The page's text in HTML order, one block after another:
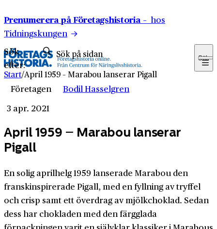
Prenumerera på Företagshistoria – hos
Tidningskungen
Sök
efter:
Sök
Start/April 1959 – Marabou lanserar Pigall
Företagen
Bodil Hasselgren
3 apr. 2021
April 1959 – Marabou lanserar
Pigall
En solig aprilhelg 1959 lanserade Marabou den
franskinspirerade Pigall, med en fyllning av tryffel
och crisp samt ett överdrag av mjölkchoklad. Sedan
dess har chokladen med den färgglada